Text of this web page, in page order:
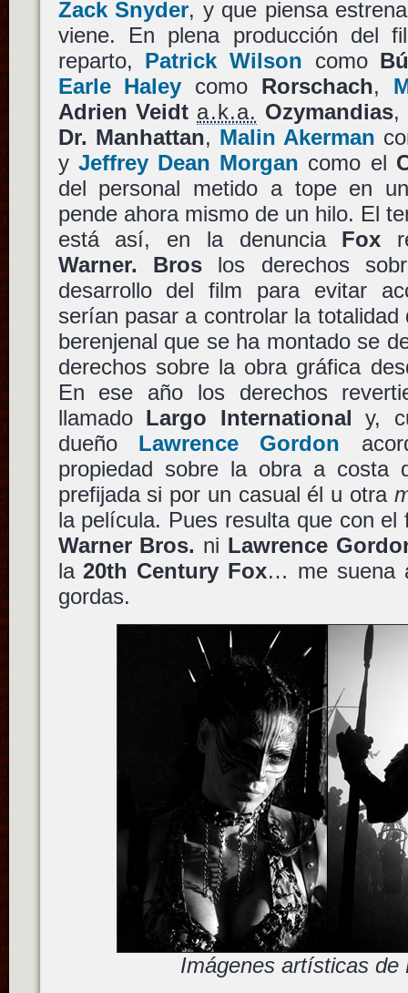
Zack Snyder, y que piensa
viene. En plena producción del
reparto, Patrick Wilson como
Earle Haley como Rorschach,
Adrien Veidt a.k.a. Ozymandias,
Dr. Manhattan, Malin Akerman
y Jeffrey Dean Morgan como el
del personal metido a tope en
pende ahora mismo de un hilo. El
está así, en la denuncia Fox
Warner. Broslos derechos
desarrollo del film para evitar
serían pasar a controlar la totalidad
berenjenal que se ha montado se
derechos sobre la obra gráfica
En ese año los derechos
llamado Largo International y,
dueño Lawrence Gordon
propiedad sobre la obra a costa
prefijada si por un casual él u otra
la película. Pues resulta que con el
Warner Bros. ni Lawrence
la20th Century Fox… me suena
gordas.
Imágenes artísticas de